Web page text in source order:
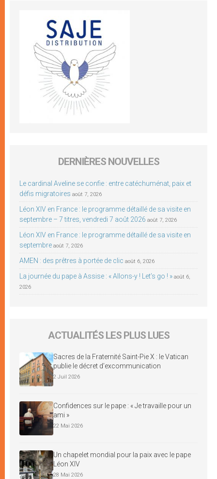
DERNIÈRES NOUVELLES
Le cardinal Aveline se confie : entre catéchuménat, paix et
défis migratoires août 7, 2026
Léon XIV en France : le programme détaillé de sa visite en
septembre – 7 titres, vendredi 7 août 2026 août 7, 2026
Léon XIV en France : le programme détaillé de sa visite en
septembre août 7, 2026
AMEN : des prêtres à portée de clic août 6, 2026
La journée du pape à Assise : « Allons-y ! Let’s go ! » août 6,
2026
ACTUALITÉS LES PLUS LUES
Sacres de la Fraternité Saint-Pie X : le Vatican
publie le décret d’excommunication
2 Juil 2026
Confidences sur le pape : « Je travaille pour un
ami »
22 Mai 2026
Un chapelet mondial pour la paix avec le pape
Léon XIV
28 Mai 2026